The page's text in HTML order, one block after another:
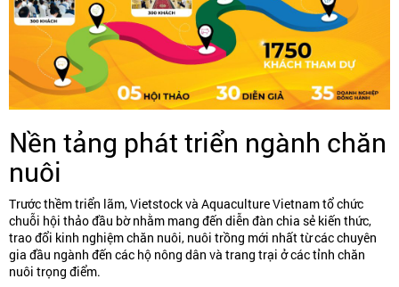
Nền tảng phát triển ngành chăn
nuôi
Trước thềm triển lãm, Vietstock và Aquaculture Vietnam tổ chức
chuỗi hội thảo đầu bờ nhằm mang đến diễn đàn chia sẻ kiến thức,
trao đổi kinh nghiệm chăn nuôi, nuôi trồng mới nhất từ các chuyên
gia đầu ngành đến các hộ nông dân và trang trại ở các tỉnh chăn
nuôi trọng điểm.